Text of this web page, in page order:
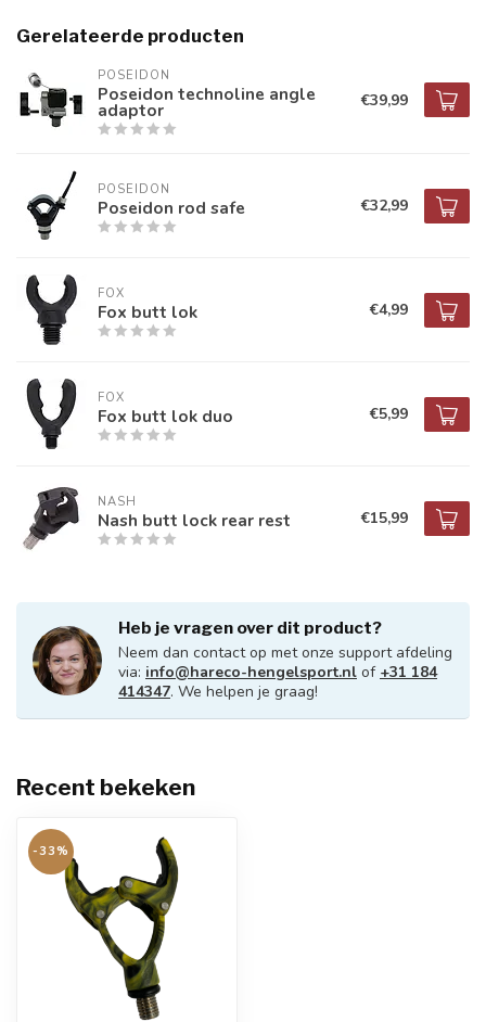
Gerelateerde producten
POSEIDON
Poseidon technoline angle
adaptor €39,99
POSEIDON
Poseidon rod safe €32,99
FOX
Fox butt lok €4,99
FOX
Fox butt lok duo €5,99
NASH
Nash butt lock rear rest €15,99
Heb je vragen over dit product?
Neem dan contact op met onze support afdeling
via: info@hareco-hengelsport.nl of +31 184
414347. We helpen je graag!
Recent bekeken
-33%